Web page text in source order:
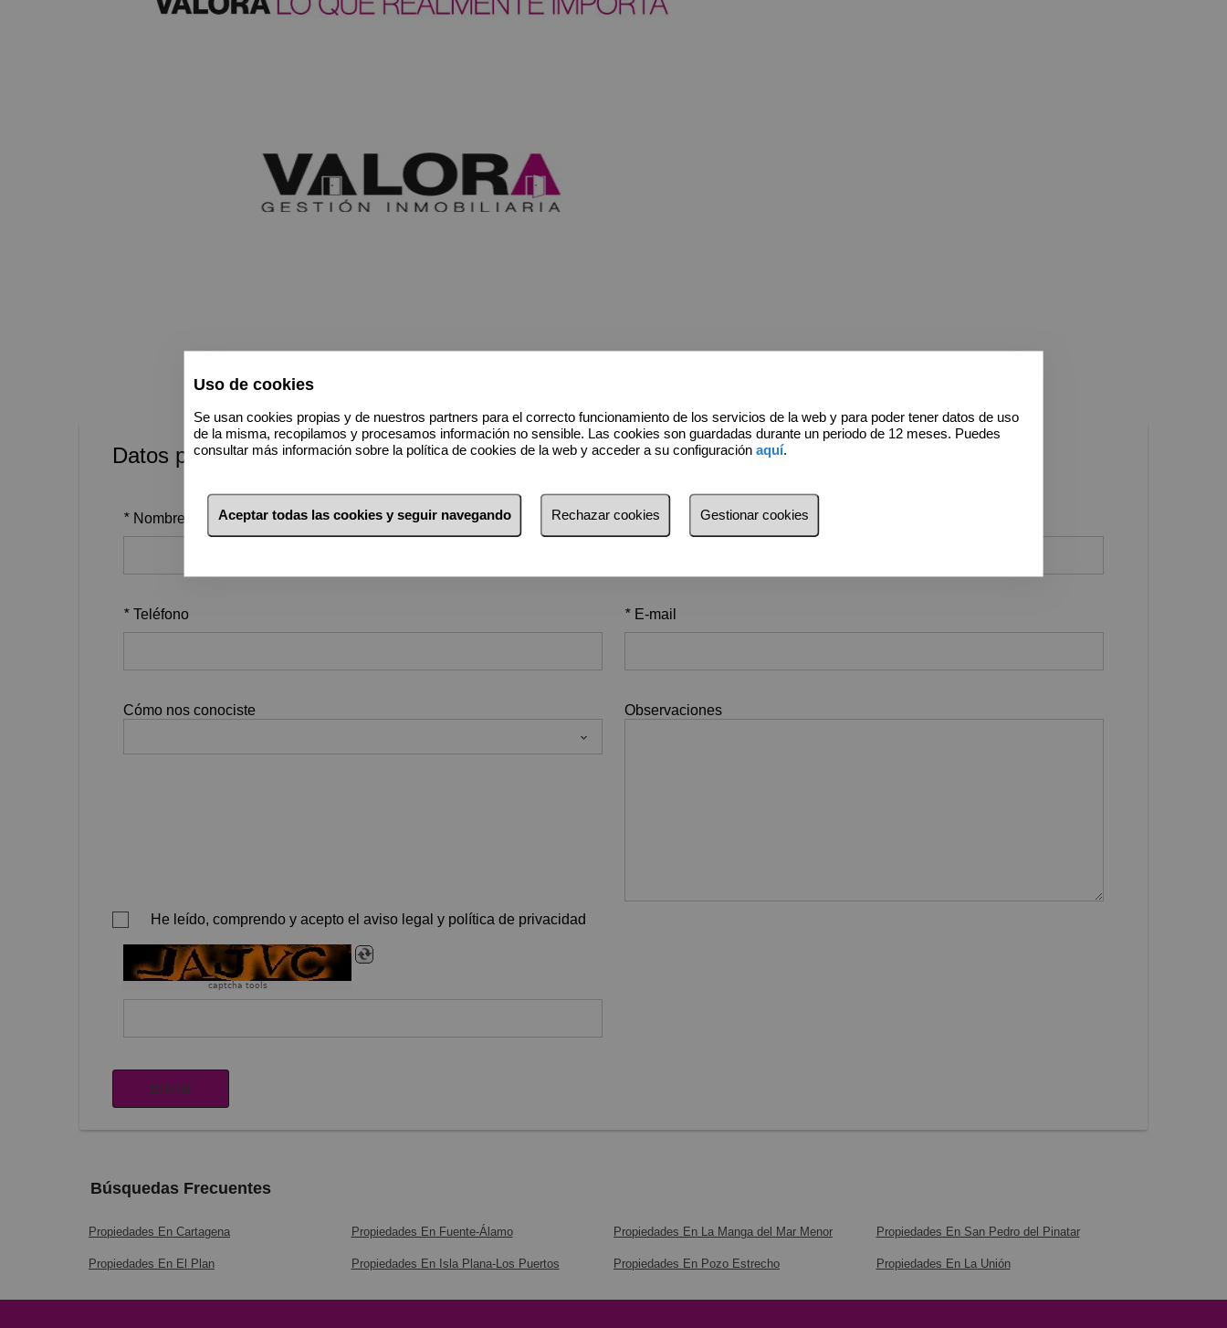
Datos personales
* Nombre * Apellidos
* Teléfono * E-mail
Cómo nos conociste Observaciones
He leído, comprendo y acepto el aviso legal y política de privacidad
captcha tools
Enviar
Búsquedas Frecuentes
Propiedades En Cartagena Propiedades En Fuente-Álamo Propiedades En La Manga del Mar Menor Propiedades En San Pedro del Pinatar
Propiedades En El Plan Propiedades En Isla Plana-Los Puertos Propiedades En Pozo Estrecho Propiedades En La Unión
Uso de cookies
Se usan cookies propias y de nuestros partners para el correcto funcionamiento de los servicios de la web y para poder tener datos de uso
de la misma, recopilamos y procesamos información no sensible. Las cookies son guardadas durante un periodo de 12 meses. Puedes
consultar más información sobre la política de cookies de la web y acceder a su configuración aquí.
Aceptar todas las cookies y seguir navegando Rechazar cookies Gestionar cookies